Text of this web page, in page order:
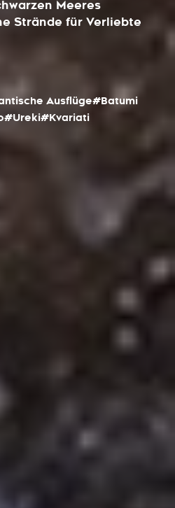
Meeres
Strände für Verliebte
Ausflüge#Batumi
#Ureki#Kvariati